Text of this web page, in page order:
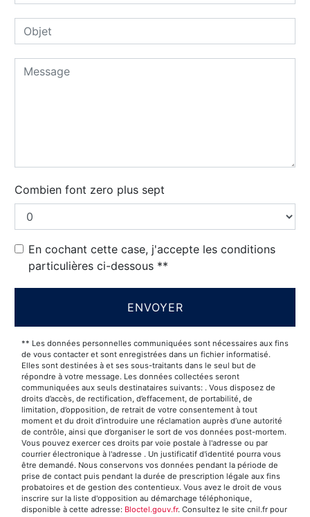
Combien font zero plus sept
En cochant cette case, j'accepte les conditions
particulières ci-dessous **
ENVOYER
** Les données personnelles communiquées sont nécessaires aux fins
de vous contacter et sont enregistrées dans un fichier informatisé.
Elles sont destinées à et ses sous-traitants dans le seul but de
répondre à votre message. Les données collectées seront
communiquées aux seuls destinataires suivants: . Vous disposez de
droits d’accès, de rectification, d’effacement, de portabilité, de
limitation, d’opposition, de retrait de votre consentement à tout
moment et du droit d’introduire une réclamation auprès d’une autorité
de contrôle, ainsi que d’organiser le sort de vos données post-mortem.
Vous pouvez exercer ces droits par voie postale à l'adresse ou par
courrier électronique à l'adresse . Un justificatif d'identité pourra vous
être demandé. Nous conservons vos données pendant la période de
prise de contact puis pendant la durée de prescription légale aux fins
probatoires et de gestion des contentieux. Vous avez le droit de vous
inscrire sur la liste d'opposition au démarchage téléphonique,
disponible à cette adresse: Bloctel.gouv.fr. Consultez le site cnil.fr pour